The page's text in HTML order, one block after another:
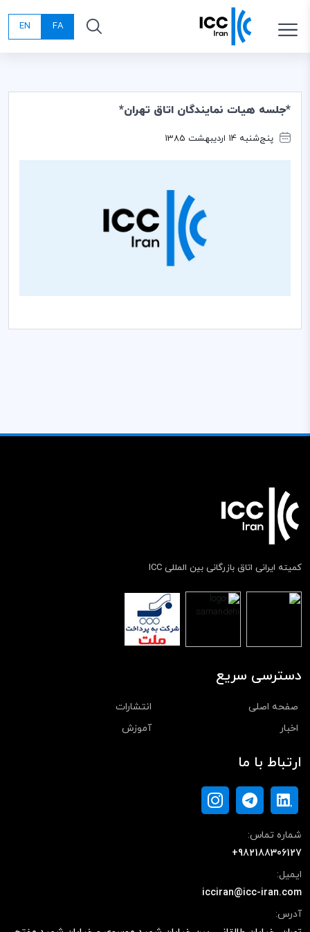
FA
EN
*جلسه هيات نمايندگان اتاق تهران*
پنج‌شنبه 14 اردیبهشت 1385
کمیته ایرانی اتاق بازرگانی بین المللی ICC
دسترسی سریع
صفحه اصلی
انتشارات
اخبار
آموزش
ارتباط با ما
شماره تماس:
+982188306127
ایمیل:
icciran@icc-iran.com
آدرس: